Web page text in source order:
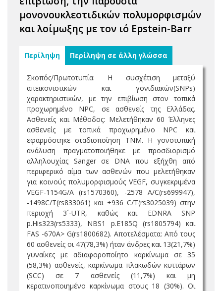
μονονουκλεοτιδικών πολυμορφισμών
και λοίμωξης με τον ιό Epstein-Barr
Περίληψη Περίληψη σε άλλη γλώσσα
Σκοπός/Πρωτοτυπία: Η συσχέτιση μεταξύ
απεικονιστικών και γονιδιακών(SNPs)
χαρακτηριστικών, με την επιβίωση στον τοπικά
προχωρημένο NPC, σε ασθενείς της Ελλάδας.
Ασθενείς και Μέθοδος: Μελετήθηκαν 60 Έλληνες
ασθενείς με τοπικά προχωρημένο NPC και
εφαρμόστηκε σταδιοποίηση TNM. Η γονοτυπική
ανάλυση πραγματοποιήθηκε με προσδιορισμό
αλληλουχίας Sanger σε DNA που εξήχθη από
περιφερικό αίμα των ασθενών που μελετήθηκαν
για κοινούς πολυμορφισμούς VEGF, συγκεκριμένα
VEGF-1154G/A (rs1570360), -2578 A/C(rs699947),
-1498C/T(rs833061) και +936 C/T(rs3025039) στην
περιοχή 3´-UTR, καθώς και EDNRA SNP
p.His323(rs5333), NBS1 p.E185Q (rs1805794) και
FAS -670A> G(rs1800682). Αποτελέσματα: Από τους
60 ασθενείς οι 47(78,3%) ήταν άνδρες και 13(21,7%)
γυναίκες με αδιαφοροποίητο καρκίνωμα σε 35
(58,3%) ασθενείς, καρκίνωμα πλακωδών κυττάρων
(SCC) σε 7 ασθενείς (11,7%) και μη
κερατινοποιημένο καρκίνωμα στους 18 (30%). Οι